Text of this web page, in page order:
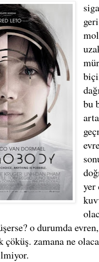
bu
yer
o durumda
zamana ne